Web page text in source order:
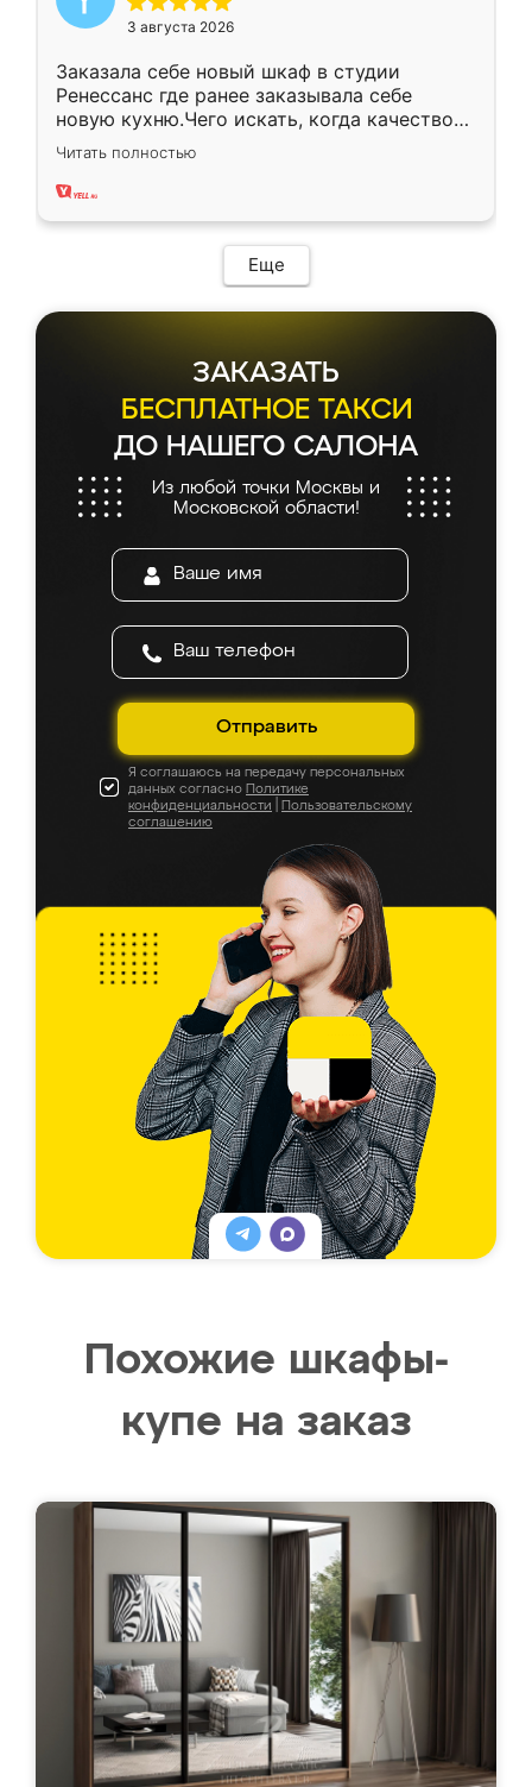
3 августа 2026
Заказала себе новый шкаф в студии
Ренессанс где ранее заказывала себе
новую кухню.Чего искать, когда качеством
вполне довольна. Служит кухня уже почти
два года, нареканий нет.
Читать полностью
Еще
ЗАКАЗАТЬ
БЕСПЛАТНОЕ ТАКСИ
ДО НАШЕГО САЛОНА
Из любой точки Москвы и
Московской области!
Отправить
Я соглашаюсь на передачу персональных
данных согласно Политике
конфиденциальности
Пользовательскому
соглашению
Похожие шкафы-
купе на заказ